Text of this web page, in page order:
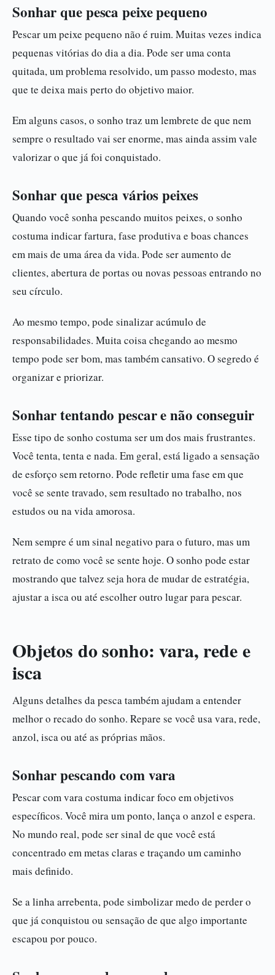
Sonhar que pesca peixe pequeno
Pescar um peixe pequeno não é ruim. Muitas vezes indica
pequenas vitórias do dia a dia. Pode ser uma conta
quitada, um problema resolvido, um passo modesto, mas
que te deixa mais perto do objetivo maior.
Em alguns casos, o sonho traz um lembrete de que nem
sempre o resultado vai ser enorme, mas ainda assim vale
valorizar o que já foi conquistado.
Sonhar que pesca vários peixes
Quando você sonha pescando muitos peixes, o sonho
costuma indicar fartura, fase produtiva e boas chances
em mais de uma área da vida. Pode ser aumento de
clientes, abertura de portas ou novas pessoas entrando no
seu círculo.
Ao mesmo tempo, pode sinalizar acúmulo de
responsabilidades. Muita coisa chegando ao mesmo
tempo pode ser bom, mas também cansativo. O segredo é
organizar e priorizar.
Sonhar tentando pescar e não conseguir
Esse tipo de sonho costuma ser um dos mais frustrantes.
Você tenta, tenta e nada. Em geral, está ligado a sensação
de esforço sem retorno. Pode refletir uma fase em que
você se sente travado, sem resultado no trabalho, nos
estudos ou na vida amorosa.
Nem sempre é um sinal negativo para o futuro, mas um
retrato de como você se sente hoje. O sonho pode estar
mostrando que talvez seja hora de mudar de estratégia,
ajustar a isca ou até escolher outro lugar para pescar.
Objetos do sonho: vara, rede e
isca
Alguns detalhes da pesca também ajudam a entender
melhor o recado do sonho. Repare se você usa vara, rede,
anzol, isca ou até as próprias mãos.
Sonhar pescando com vara
Pescar com vara costuma indicar foco em objetivos
específicos. Você mira um ponto, lança o anzol e espera.
No mundo real, pode ser sinal de que você está
concentrado em metas claras e traçando um caminho
mais definido.
Se a linha arrebenta, pode simbolizar medo de perder o
que já conquistou ou sensação de que algo importante
escapou por pouco.